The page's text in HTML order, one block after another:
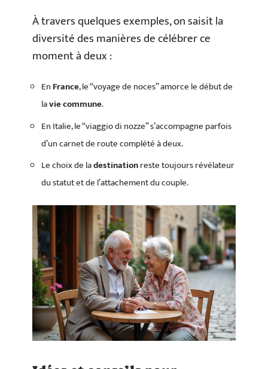
À travers quelques exemples, on saisit la
diversité des manières de célébrer ce
moment à deux :
En France, le “voyage de noces” amorce le début de
lavie commune.
En Italie, le “viaggio di nozze” s’accompagne parfois
d’un carnet de route complété à deux.
Le choix de ladestinationreste toujours révélateur
du statut et de l’attachement du couple.